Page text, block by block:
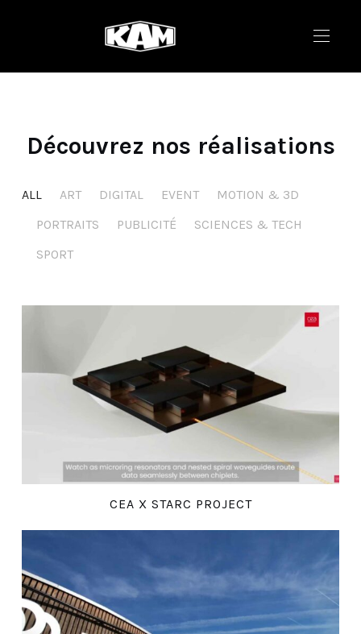
Découvrez nos réalisations
ALL ART DIGITAL EVENT
MOTION & 3D
PORTRAITS
PUBLICITÉ
SCIENCES & TECH
SPORT
CEA X STARC PROJECT